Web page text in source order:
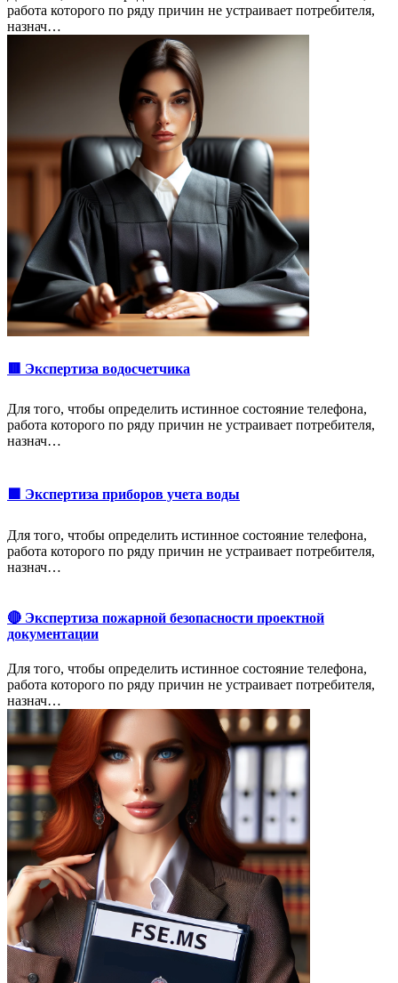
работа которого по ряду причин не устраивает потребителя,
назнач…
🟥 Экспертиза водосчетчика
Для того, чтобы определить истинное состояние телефона,
работа которого по ряду причин не устраивает потребителя,
назнач…
🟩 Экспертиза приборов учета воды
Для того, чтобы определить истинное состояние телефона,
работа которого по ряду причин не устраивает потребителя,
назнач…
🔴 Экспертиза пожарной безопасности проектной
документации
Для того, чтобы определить истинное состояние телефона,
работа которого по ряду причин не устраивает потребителя,
назнач…